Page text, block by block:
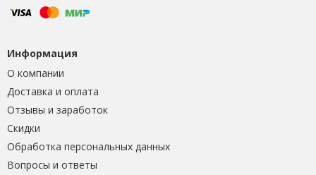
Информация
О компании
Доставка и оплата
Отзывы и заработок
Скидки
Обработка персональных данных
Вопросы и ответы